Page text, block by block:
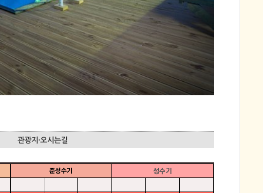
준성수기 성수기